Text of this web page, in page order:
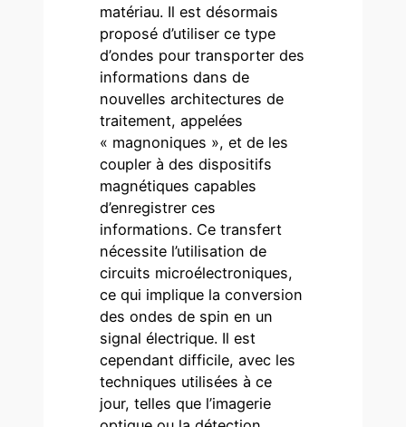
matériau. Il est désormais
proposé d’utiliser ce type
d’ondes pour transporter des
informations dans de
nouvelles architectures de
traitement, appelées
« magnoniques », et de les
coupler à des dispositifs
magnétiques capables
d’enregistrer ces
informations. Ce transfert
nécessite l’utilisation de
circuits microélectroniques,
ce qui implique la conversion
des ondes de spin en un
signal électrique. Il est
cependant difficile, avec les
techniques utilisées à ce
jour, telles que l’imagerie